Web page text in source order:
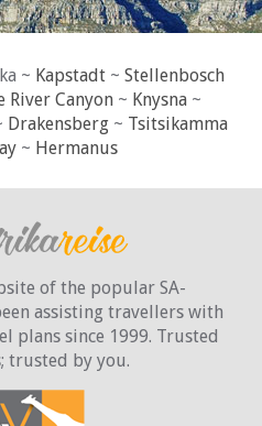
~ Kapstadt ~ Stellenbosch
River Canyon ~ Knysna ~
Drakensberg~ Tsitsikamma
~ Hermanus
of the popular SA-
assisting travellers with
plans since 1999. Trusted
trusted by you.